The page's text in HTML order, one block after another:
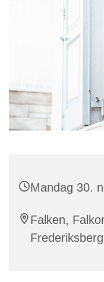
Mandag 30.
Falken,